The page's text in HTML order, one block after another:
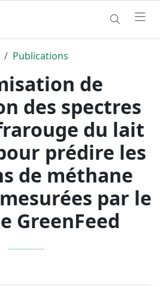
Publications
de
des spectres
du lait
prédire les
de méthane
par le
GreenFeed